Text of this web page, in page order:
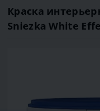
Краска
Sniezka White